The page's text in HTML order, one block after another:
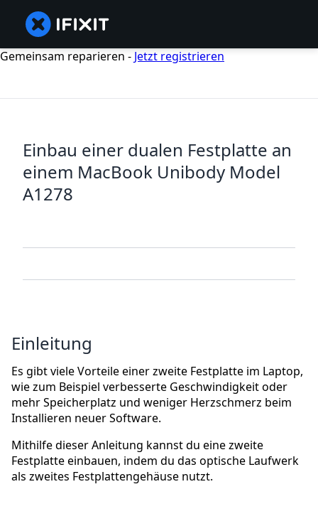
Gemeinsam reparieren - Jetzt registrieren
Einbau einer dualen Festplatte an
einem MacBook Unibody Model
A1278
Einleitung
Es gibt viele Vorteile einer zweite Festplatte im Laptop,
wie zum Beispiel verbesserte Geschwindigkeit oder
mehr Speicherplatz und weniger Herzschmerz beim
Installieren neuer Software.
Mithilfe dieser Anleitung kannst du eine zweite
Festplatte einbauen, indem du das optische Laufwerk
als zweites Festplattengehäuse nutzt.